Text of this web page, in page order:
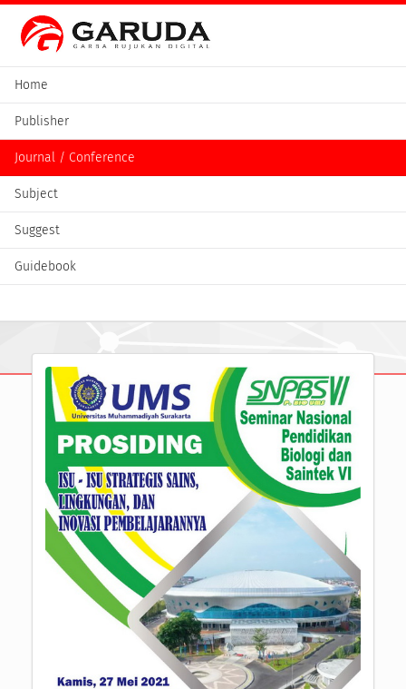
Home
Publisher
Journal / Conference
Subject
Suggest
Guidebook